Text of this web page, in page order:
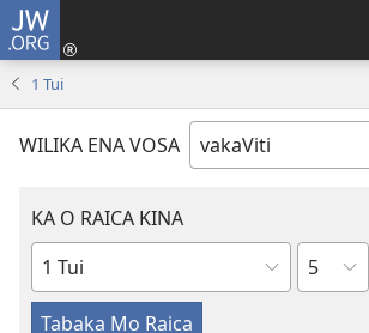
JW.ORG
1 Tui
WILIKA ENA VOSA
KA O RAICA KINA
iVola
ena
Wase